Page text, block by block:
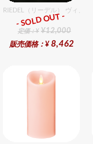
RIEDEL（リーデル） ヴィノ
ギフト
定価：¥ ¥12,000
販売価格：¥ 8,462
- SOLD OUT -